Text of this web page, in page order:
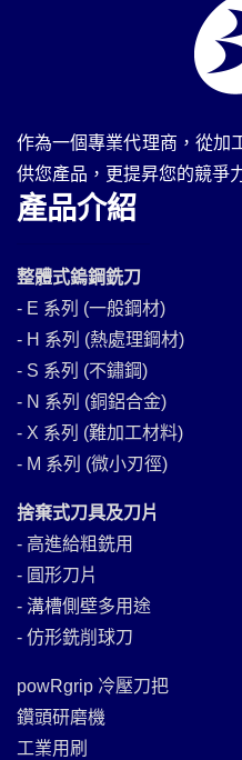
作為一個專業代理商，從加
供您產品，更提昇您的競爭
產品介紹
整體式鎢鋼銑刀
- E 系列 (一般鋼材)
- H 系列 (熱處理鋼材)
- S 系列 (不鏽鋼)
- N 系列 (銅鋁合金)
- X 系列 (難加工材料)
- M 系列 (微小刃徑)
捨棄式刀具及刀片
- 高進給粗銑用
- 圓形刀片
- 溝槽側壁多用途
- 仿形銑削球刀
powRgrip 冷壓刀把
鑽頭研磨機
工業用刷